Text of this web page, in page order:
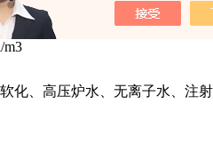
m3
化、高压炉水、无离子水、注